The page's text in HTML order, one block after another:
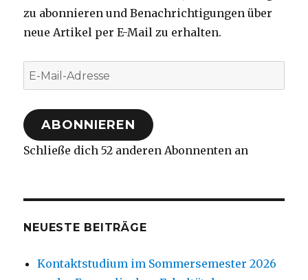
zu abonnieren und Benachrichtigungen über
neue Artikel per E-Mail zu erhalten.
E-
Mail-
Adresse
ABONNIEREN
Schließe dich 52 anderen Abonnenten an
NEUESTE BEITRÄGE
Kontaktstudium im Sommersemester 2026